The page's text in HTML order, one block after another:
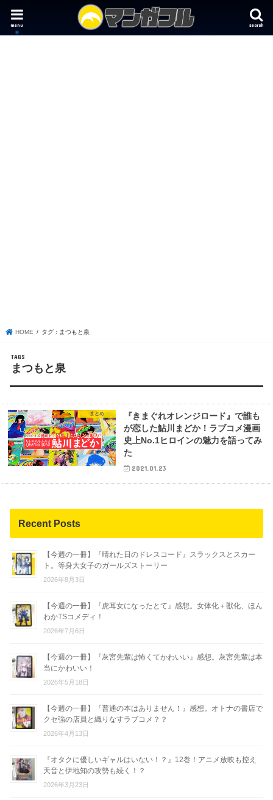
search
menu
HOME タグ : まつもと泉
まつもと泉
まとめ
『きまぐれオレンジロード』で誰も
が恋した鮎川まどか！ラブコメ漫画
史上No.1ヒロインの魅力を語ってみ
た
2021.01.23
Recent Posts
【今週の一冊】『晴れた日のドレスコード』スラックスとスカー
ト。等身大女子のガールズストーリー
2026年8月3日
【今週の一冊】『虎耳女になったとて』感想。女体化＋獣化、ほん
わかTSコメディ！
2026年7月6日
【今週の一冊】『灰宮先輩は怖くてかわいい』感想。灰宮先輩は本
当にかわいい！
2026年5月18日
【今週の一冊】『普通の本はありません！』感想。オトナの書店で
クセ強の店員と織りなすラブコメ？？
2026年4月13日
『オタクに優しいギャルはいない！？』12巻！アニメ放映も控え
天音と伊地知の攻勢も続く！？
2026年3月23日